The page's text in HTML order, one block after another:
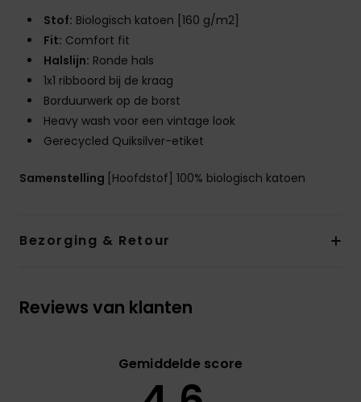
Stof: Biologisch katoen [160 g/m2]
Fit: Comfort fit
Halslijn: Ronde hals
1x1 ribboord bij de kraag
Borduurwerk op de borst
Heavy wash voor een vintage look
Gerecycled Quiksilver-etiket
Samenstelling [Hoofdstof] 100% biologisch katoen
Bezorging & Retour
Reviews van klanten
Gemiddelde score